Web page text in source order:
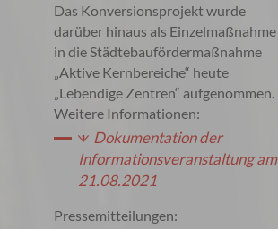
Das Konversionsprojekt wurde
darüber hinaus als Einzelmaßnahme
in die Städtebaufördermaßnahme
„Aktive Kernbereiche“ heute
„Lebendige Zentren“ aufgenommen.
Weitere Informationen:
Dokumentation der
Informationsveranstaltung am
21.08.2021
Pressemitteilungen: